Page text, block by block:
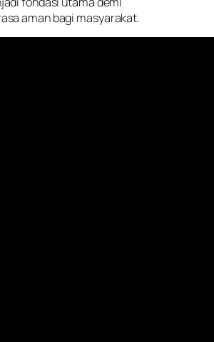
aman bagi masyarakat.